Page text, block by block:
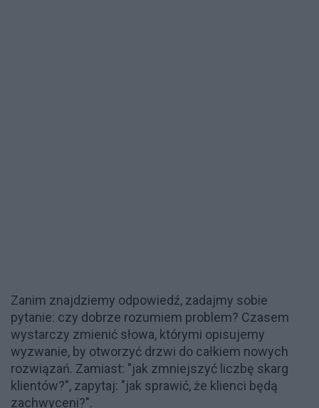
Zanim znajdziemy odpowiedź, zadajmy sobie
pytanie: czy dobrze rozumiem problem? Czasem
wystarczy zmienić słowa, którymi opisujemy
wyzwanie, by otworzyć drzwi do całkiem nowych
rozwiązań. Zamiast: "jak zmniejszyć liczbę skarg
klientów?", zapytaj: "jak sprawić, że klienci będą
zachwyceni?".